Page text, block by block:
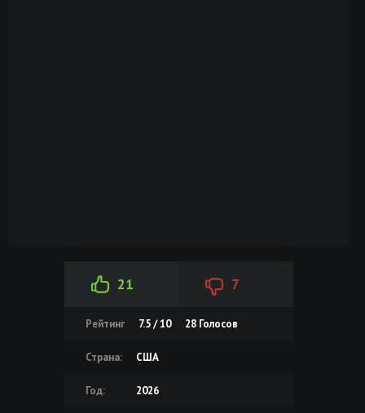
21 7
Рейтинг 7.5 / 10 28Голосов
Страна: США
Год: 2026